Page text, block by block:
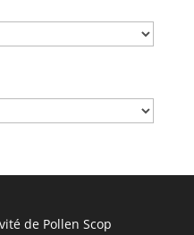
de Pollen Scop